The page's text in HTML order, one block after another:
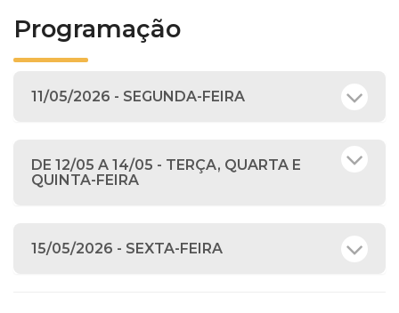
Programação
11/05/2026 - SEGUNDA-FEIRA
DE 12/05 A 14/05 - TERÇA, QUARTA E
QUINTA-FEIRA
15/05/2026 - SEXTA-FEIRA